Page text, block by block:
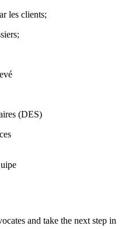
les clients;
(DES)
and take the next step in